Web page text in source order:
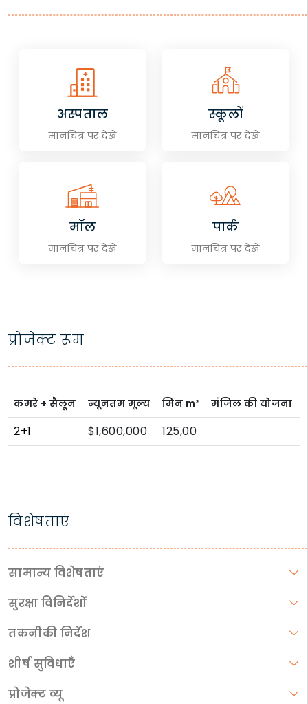
अस्पताल
मानचित्र पर देखें
स्कूलों
मानचित्र पर देखें
मॉल
मानचित्र पर देखें
पार्क
मानचित्र पर देखें
प्रोजेक्ट रूम
कमरे + सैलून न्यूनतम मूल्य मिन m² मंजिल की योजना
2+1 $1,600,000 125,00
विशेषताएं
सामान्य विशेषताएं
सुरक्षा विनिर्देशों
तकनीकी निर्देश
शीर्ष सुविधाएँ
प्रोजेक्ट व्यू